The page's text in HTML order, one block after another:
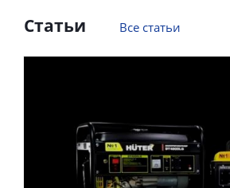
Статьи Все статьи